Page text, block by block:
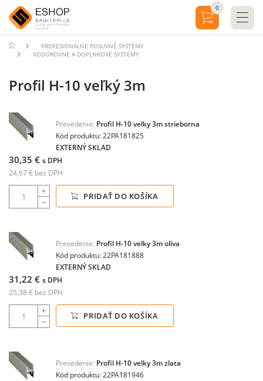
PROFESIONÁLNE POSUVNÉ SYSTÉMY
VODOROVNÉ A DOPLNKOVÉ SYSTÉMY
Profil H-10 veľký 3m
Prevedenie: Profil H-10 velky 3m strieborna
Kód produktu: 22PA181825
EXTERNÝ SKLAD
30,35 € s DPH
24,67 € bez DPH
PRIDAŤ DO KOŠÍKA
Prevedenie: Profil H-10 velky 3m oliva
Kód produktu: 22PA181888
EXTERNÝ SKLAD
31,22 € s DPH
25,38 € bez DPH
PRIDAŤ DO KOŠÍKA
Prevedenie: Profil H-10 velky 3m zlata
Kód produktu: 22PA181946
0